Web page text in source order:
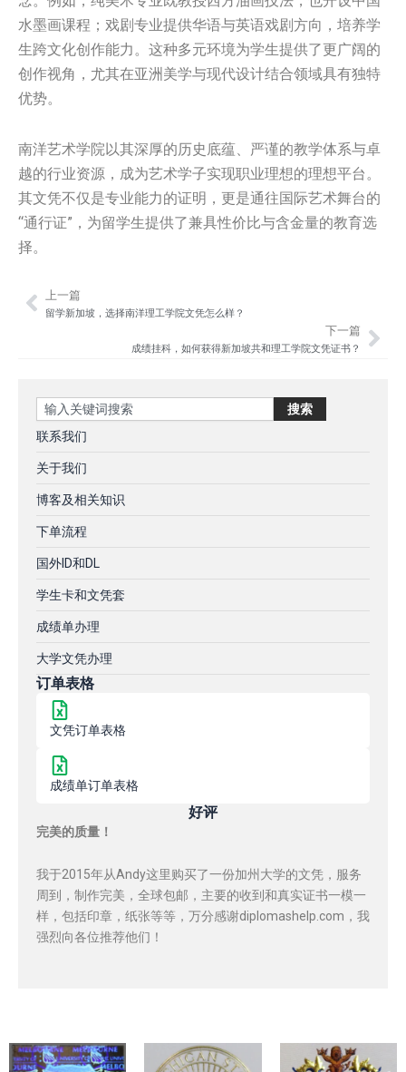
水墨画课程；戏剧专业提供华语与英语戏剧方向，培养学
生跨文化创作能力。这种多元环境为学生提供了更广阔的
创作视角，尤其在亚洲美学与现代设计结合领域具有独特
优势。
南洋艺术学院以其深厚的历史底蕴、严谨的教学体系与卓
越的行业资源，成为艺术学子实现职业理想的理想平台。
其文凭不仅是专业能力的证明，更是通往国际艺术舞台的
“通行证”，为留学生提供了兼具性价比与含金量的教育选
择。
Prev
上一篇
留学新加坡，选择南洋理工学院文凭怎么样？
下一篇
成绩挂科，如何获得新加坡共和理工学院文凭证书？
Search 搜索
联系我们
关于我们
博客及相关知识
下单流程
国外ID和DL
学生卡和文凭套
成绩单办理
大学文凭办理
订单表格
文凭订单表格
成绩单订单表格
好评
完美的质量！
我于2015年从Andy这里购买了一份加州大学的文凭，服务
周到，制作完美，全球包邮，主要的收到和真实证书一模一
样，包括印章，纸张等等，万分感谢diplomashelp.com，我
强烈向各位推荐他们！